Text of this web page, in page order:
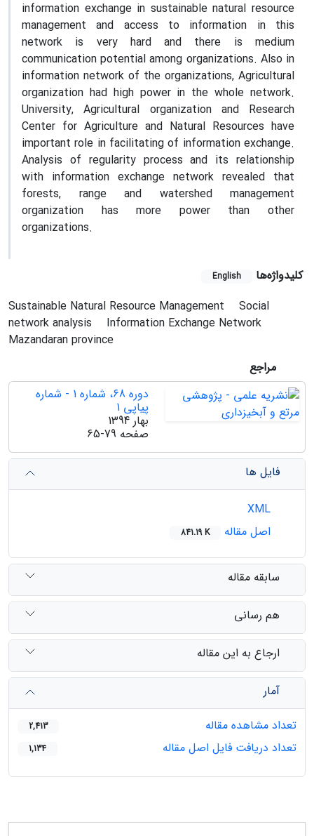
information exchange in sustainable natural resource
management and access to information in this
network is very hard and there is medium
communication potential among organizations. Also in
information network of the organizations, Agricultural
organization had high power in the whole network.
University, Agricultural organization and Research
Center for Agriculture and Natural Resources have
important role in facilitating of information exchange.
Analysis of regularity process and its relationship
with information exchange network revealed that
forests, range and watershed management
organization has more power than other
organizations.
کلیدواژه‌ها English
Sustainable Natural Resource Management
Social
network analysis
Information Exchange Network
Mazandaran province
مراجع
دوره 68، شماره 1 - شماره
پیاپی 1
بهار 1394
صفحه 65-79
فایل ها
اصل مقاله
841.19 K
سابقه مقاله
هم رسانی
ارجاع به این مقاله
آمار
تعداد مشاهده مقاله
2,413
تعداد دریافت فایل اصل مقاله 1,134